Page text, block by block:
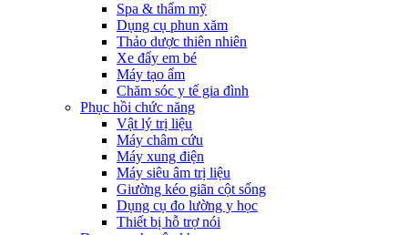
Spa & thẩm mỹ
Dụng cụ phun xăm
Thảo dược thiên nhiên
Xe đẩy em bé
Máy tạo ẩm
Chăm sóc y tế gia đình
Phục hồi chức năng
Vật lý trị liệu
Máy châm cứu
Máy xung điện
Máy siêu âm trị liệu
Giường kéo giãn cột sống
Dụng cụ đo lường y học
Thiết bị hỗ trợ nói